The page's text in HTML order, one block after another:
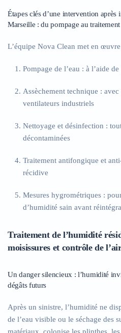
Étapes clés d’une intervention
Marseille : du pompage au
L’équipe Nova Clean met en
Pompage de l’eau : à l’aide
Assèchement technique :
ventilateurs industriels
Nettoyage et désinfection :
décontaminées
Traitement antifongique et
récidive
Mesures hygrométriques :
d’humidité sain avant
Traitement de l’humidité
moisissures et contrôle de
Un danger silencieux : l’humidité
dégâts futurs
Après un sinistre, l’humidité ne
de l’eau visible ou le séchage des